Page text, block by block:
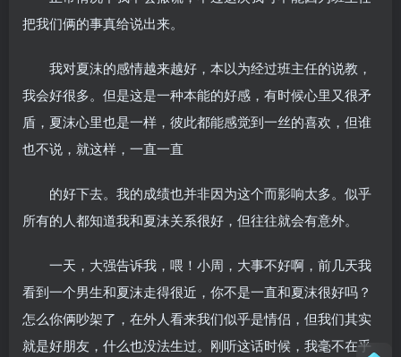
把我们俩的事真给说出来。
我对夏沫的感情越来越好，本以为经过班主任的说教，
我会好很多。但是这是一种本能的好感，有时候心里又很矛
盾，夏沫心里也是一样，彼此都能感觉到一丝的喜欢，但谁
也不说，就这样，一直一直
的好下去。我的成绩也并非因为这个而影响太多。似乎
所有的人都知道我和夏沫关系很好，但往往就会有意外。
一天，大强告诉我，喂！小周，大事不好啊，前几天我
看到一个男生和夏沫走得很近，你不是一直和夏沫很好吗？
怎么你俩吵架了，在外人看来我们似乎是情侣，但我们其实
就是好朋友，什么也没法生过。刚听这话时候，我毫不在乎